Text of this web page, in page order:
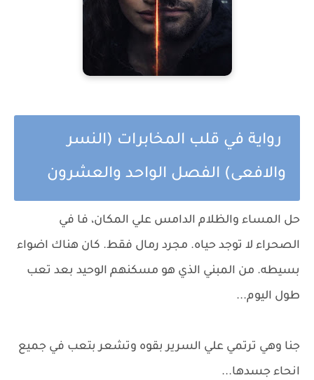
رواية في قلب المخابرات (النسر
والافعى) الفصل الواحد والعشرون
حل المساء والظلام الدامس علي المكان، فا في
الصحراء لا توجد حياه. مجرد رمال فقط. كان هناك اضواء
بسيطه. من المبني الذي هو مسكنهم الوحيد بعد تعب
طول اليوم...
جنا وهي ترتمي علي السرير بقوه وتشعر بتعب في جميع
انحاء جسدها...